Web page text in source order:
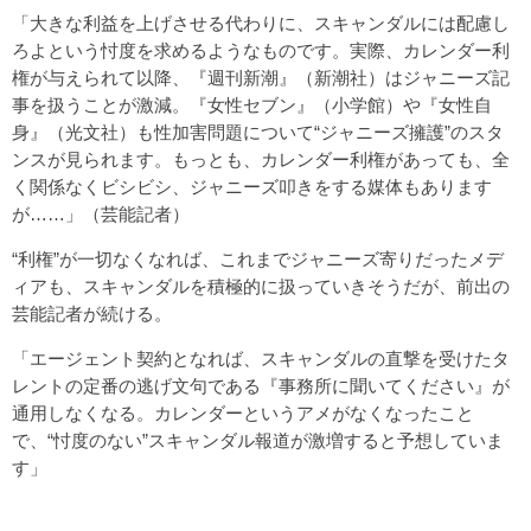
「大きな利益を上げさせる代わりに、スキャンダルには配慮し
ろよという忖度を求めるようなものです。実際、カレンダー利
権が与えられて以降、『週刊新潮』（新潮社）はジャニーズ記
事を扱うことが激減。『女性セブン』（小学館）や『女性自
身』（光文社）も性加害問題について“ジャニーズ擁護”のスタ
ンスが見られます。もっとも、カレンダー利権があっても、全
く関係なくビシビシ、ジャニーズ叩きをする媒体もあります
が……」（芸能記者）
“利権”が一切なくなれば、これまでジャニーズ寄りだったメデ
ィアも、スキャンダルを積極的に扱っていきそうだが、前出の
芸能記者が続ける。
「エージェント契約となれば、スキャンダルの直撃を受けたタ
レントの定番の逃げ文句である『事務所に聞いてください』が
通用しなくなる。カレンダーというアメがなくなったこと
で、“忖度のない”スキャンダル報道が激増すると予想していま
す」